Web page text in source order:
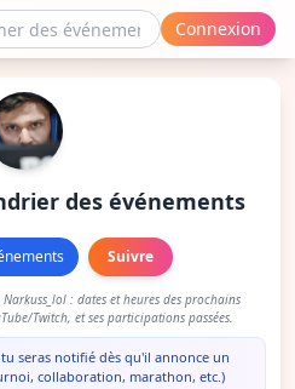
Connexion
des événements
Suivre
: dates et heures des prochains
Twitch, et ses participations passées.
seras notifié dès qu'il annonce un
collaboration, marathon, etc.)